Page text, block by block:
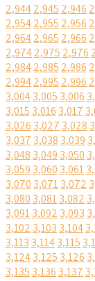
2,9442,945 2,946
2,9542,955 2,956
2,9642,965 2,966
2,9742,975 2,976
2,9842,985 2,986
2,9942,995 2,996
3,0043,005 3,006
3,015 3,016 3,017
3,026 3,027 3,028
3,037 3,038 3,039
3,048 3,049 3,050
3,059 3,060 3,061
3,070 3,0713,072
3,080 3,0813,082
3,0913,092 3,093
3,102 3,103 3,104
3,113 3,1143,115
3,1243,125 3,126
3,135 3,136 3,137